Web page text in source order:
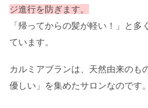
ジ進行を防ぎます。
「帰ってからの髪が軽い！」と
ています。
カルミアブランは、天然由来のも
優しい」を集めたサロンなのです。